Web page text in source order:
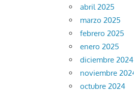
abril 2025
marzo 2025
febrero 2025
enero 2025
diciembre 2024
noviembre
octubre 2024